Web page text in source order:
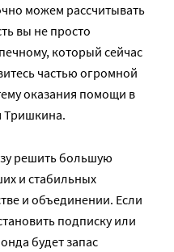
можем рассчитывать
вы не просто
который сейчас
частью огромной
оказания помощи в
Тришкина.
решить большую
и стабильных
и объединении. Если
подписку или
будет запас